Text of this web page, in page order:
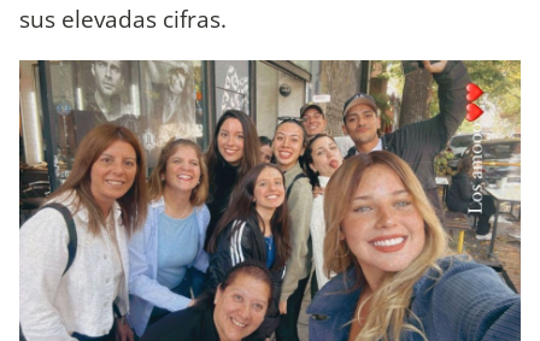
sus elevadas cifras.